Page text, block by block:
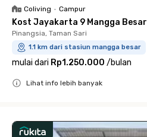
Coliving • Campur
Kost Jayakarta 9 Mangga Besar
Pinangsia, Taman Sari
1.1 km dari stasiun mangga besar
mulai dari Rp1.250.000 /bulan
Lihat info lebih banyak